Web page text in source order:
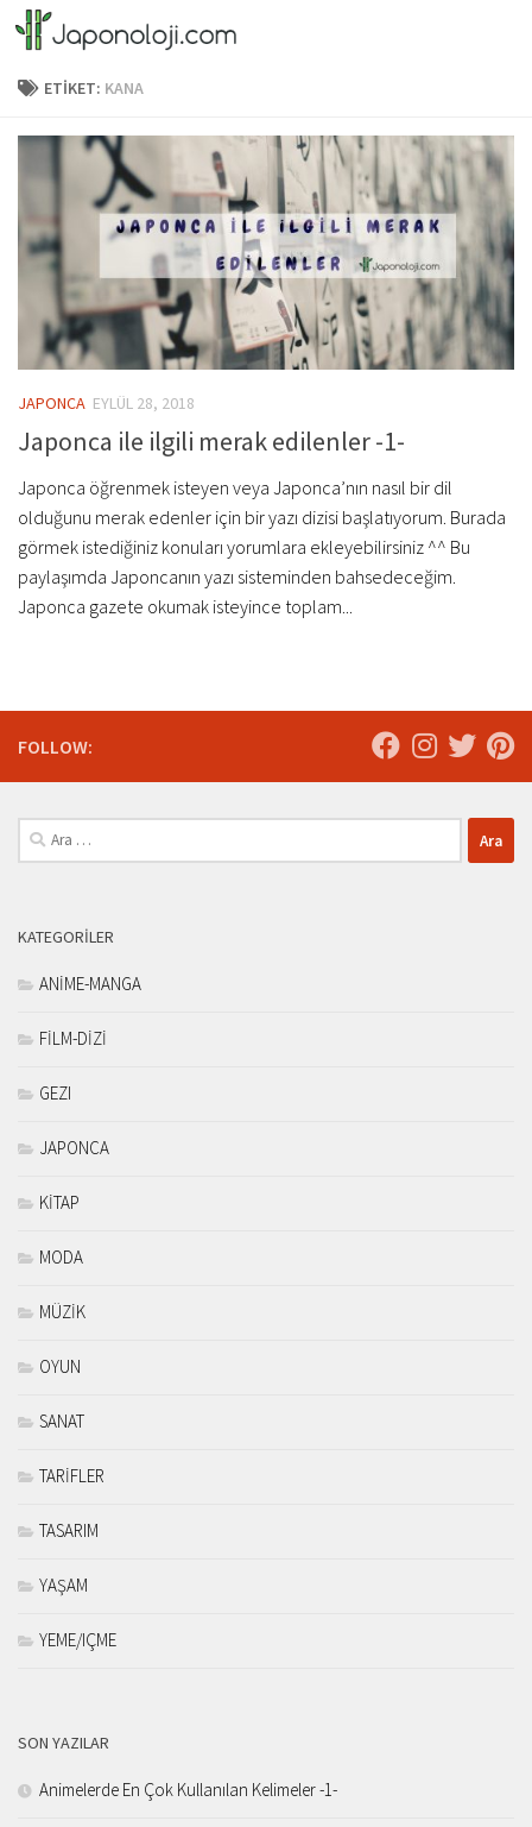
Skip to content
ETIKET: KANA
JAPONCA EYLÜL 28, 2018
Japonca ile ilgili merak edilenler -1-
Japonca öğrenmek isteyen veya Japonca’nın nasıl bir dil
olduğunu merak edenler için bir yazı dizisi başlatıyorum. Burada
görmek istediğiniz konuları yorumlara ekleyebilirsiniz ^^ Bu
paylaşımda Japoncanın yazı sisteminden bahsedeceğim.
Japonca gazete okumak isteyince toplam...
FOLLOW:
Arama:
KATEGORILER
ANİME-MANGA
FİLM-DİZİ
GEZI
JAPONCA
KİTAP
MODA
MÜZİK
OYUN
SANAT
TARİFLER
TASARIM
YAŞAM
YEME/IÇME
SON YAZILAR
Animelerde En Çok Kullanılan Kelimeler -1-